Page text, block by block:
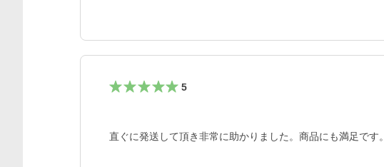
5
直ぐに発送して頂き非常に助かりました。商品にも満足です。